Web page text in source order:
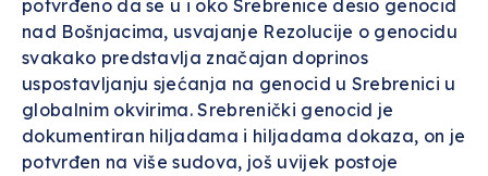
potvrđeno da se u i oko Srebrenice desio genocid
nad Bošnjacima, usvajanje Rezolucije o genocidu
svakako predstavlja značajan doprinos
uspostavljanju sjećanja na genocid u Srebrenici u
globalnim okvirima. Srebrenički genocid je
dokumentiran hiljadama i hiljadama dokaza, on je
potvrđen na više sudova, još uvijek postoje